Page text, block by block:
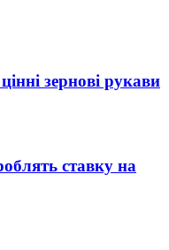
зернові рукави
ставку на